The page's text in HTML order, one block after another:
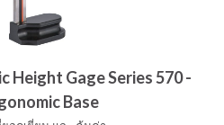
Height Gage Series 570 -
Base